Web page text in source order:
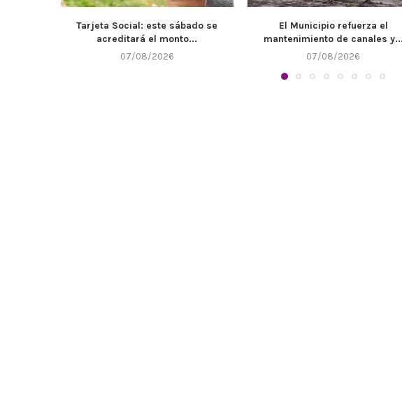
El Municipio refuerza el
mantenimiento de canales y...
07/08/2026
Llega un nuevo fin de semana y
Alta...
07/08/2026